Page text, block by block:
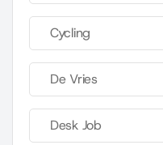
Cycling
De Vries
Desk Job